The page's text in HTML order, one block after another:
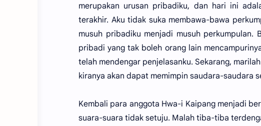
merupakan urusan pribadiku, dan hari ini
terakhir. Aku tidak suka membawa-bawa
musuh pribadiku menjadi musuh perkumpulan.
pribadi yang tak boleh orang lain
telah mendengar penjelasanku. Sekarang,
kiranya akan dapat memimpin saudara-saudara
Kembali para anggota Hwa-i Kaipang menjadi
suara-suara tidak setuju. Malah tiba-tiba